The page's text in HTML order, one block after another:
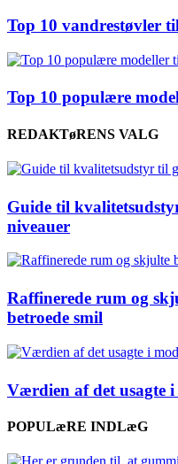
Top 10 vandrestøvler
Top 10 populære
REDAKTøRENS VALG
Guide til
niveauer
Raffinerede rum og
betroede smil
Værdien af det usagte
POPULæRE INDLæG